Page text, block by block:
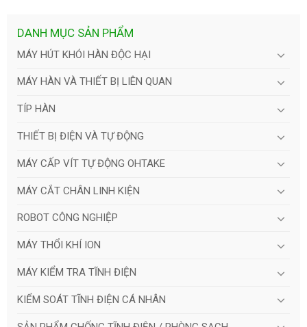
DANH MỤC SẢN PHẨM
MÁY HÚT KHÓI HÀN ĐỘC HẠI
MÁY HÀN VÀ THIẾT BỊ LIÊN QUAN
TÍP HÀN
THIẾT BỊ ĐIỆN VÀ TỰ ĐỘNG
MÁY CẤP VÍT TỰ ĐỘNG OHTAKE
MÁY CẮT CHÂN LINH KIỆN
ROBOT CÔNG NGHIỆP
MÁY THỔI KHÍ ION
MÁY KIỂM TRA TĨNH ĐIỆN
KIỂM SOÁT TĨNH ĐIỆN CÁ NHÂN